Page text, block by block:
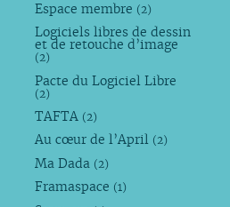
Espace membre (2)
Logiciels libres de dessin
et de retouche d’image
(2)
Pacte du Logiciel Libre
(2)
TAFTA (2)
Au cœur de l’April (2)
Ma Dada (2)
Framaspace (1)